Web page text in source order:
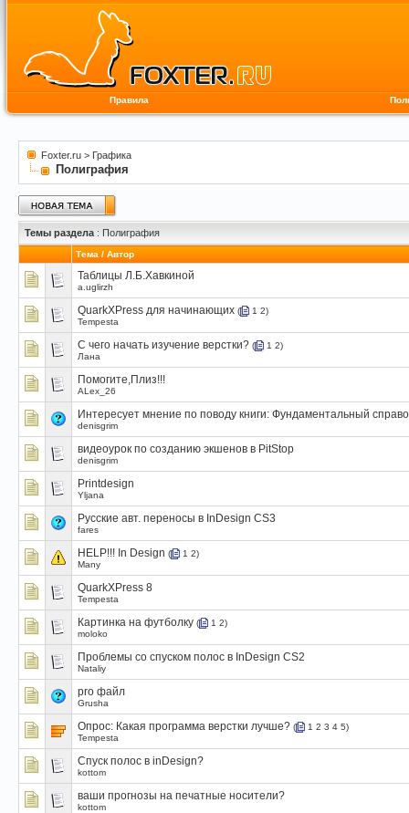
Правила
Foxter.ru > Графика
Полиграфия
Темы раздела : Полиграфия
Тема / Автор
Таблицы Л.Б.Хавкиной
a.uglirzh
QuarkXPress для начинающих ( 1 2)
Tempesta
С чего начать изучение верстки? ( 1 2)
Лана
Помогите,Плиз!!!
ALex_26
Интересует мнение по поводу книги: Фундаментальный
denisgrim
видеоурок по созданию экшенов в PitStop
denisgrim
Printdesign
Yljana
Русские авт. переносы в InDesign CS3
fares
HELP!!! In Design ( 1 2)
Many
QuarkXPress 8
Tempesta
Картинка на футболку ( 1 2)
moloko
Проблемы со спуском полос в InDesign CS2
Nataliy
pro файл
Grusha
Опрос: Какая программа верстки лучше? ( 1 2 3 4 5)
Tempesta
Спуск полос в inDesign?
kottom
ваши прогнозы на печатные носители?
kottom